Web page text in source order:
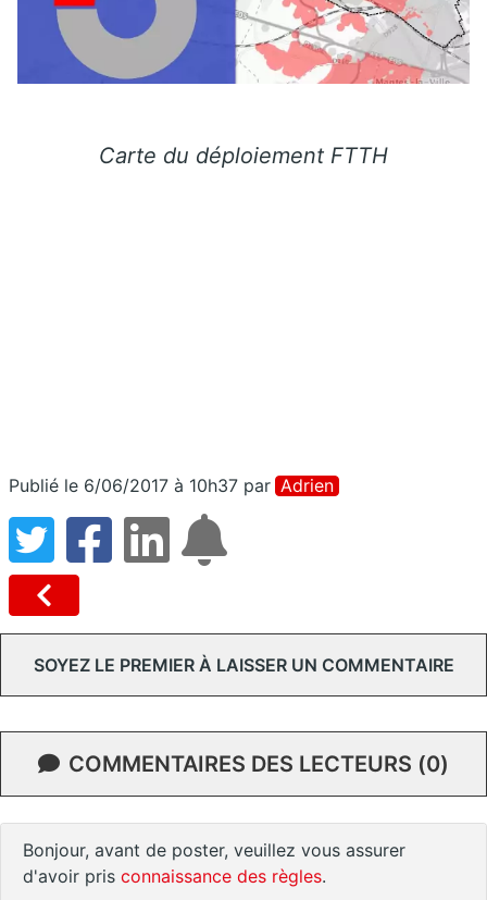
Carte du déploiement FTTH
Publié le 6/06/2017 à 10h37 par Adrien
SOYEZ LE PREMIER À LAISSER UN COMMENTAIRE
COMMENTAIRES DES LECTEURS (0)
Bonjour, avant de poster, veuillez vous assurer
d'avoir pris connaissance des règles.